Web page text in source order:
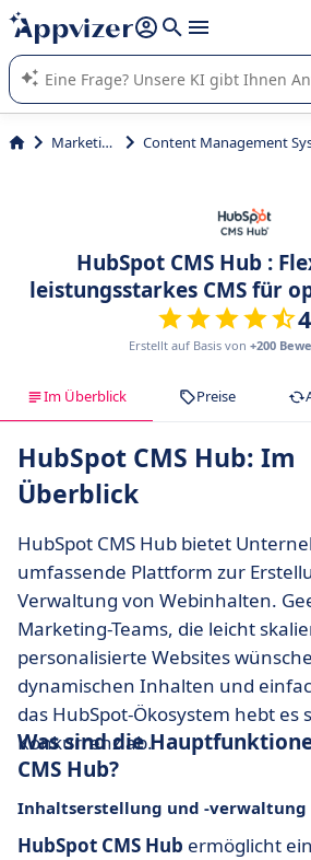
beantworten (mehrere Zeilen mit
Die KI von Appvizer führt Sie bei der
von SaaS-Software in Unternehmen.
Marketing
HubSpot CMS Hub :
leistungsstarkes CMS für
Erstellt auf Basis von +200
Im Überblick Preise
HubSpot CMS Hub: Im
Überblick
HubSpot CMS Hub bietet
umfassende Plattform zur
Verwaltung von Webinhalten.
Marketing-Teams, die leicht
personalisierte Websites
dynamischen Inhalten und
das HubSpot-Ökosystem hebt es
Konkurrenz ab.
Was sind die
CMS Hub?
Inhaltserstellung und -verwaltung
HubSpot CMS Hub ermöglicht